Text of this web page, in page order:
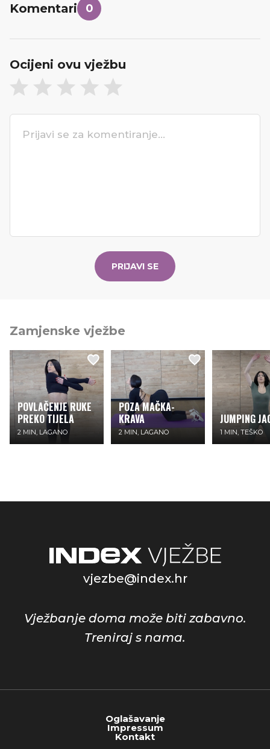
Komentari 0
Ocijeni ovu vježbu
PRIJAVI SE
Zamjenske vježbe
POVLAČENJE RUKE
PREKO TIJELA
2 MIN, LAGANO
​POZA MAČKA-
KRAVA
2 MIN, LAGANO
JUMPING
1 MIN, TEŠKO
vjezbe@index.hr
Vježbanje doma može biti zabavno.
Treniraj s nama.
Oglašavanje
Impressum
Kontakt